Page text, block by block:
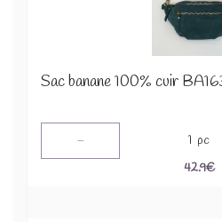
Sac banane 100% cuir
- 1 pc
42.9€